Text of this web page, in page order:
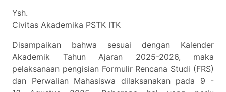
Ysh.
Civitas Akademika PSTK ITK
Disampaikan bahwa sesuai dengan Kalender
Akademik Tahun Ajaran 2025-2026, maka
pelaksanaan pengisian Formulir Rencana Studi (FRS)
dan Perwalian Mahasiswa dilaksanakan pada 9 -